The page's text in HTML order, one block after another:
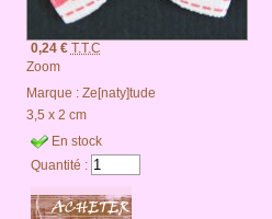
0,24 € T.T.C
Zoom
Marque : Ze[naty]tude
3,5 x 2 cm
En stock
Quantité :